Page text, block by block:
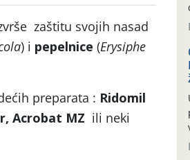
zaštitu svojih nasad
) i pepelnice (Erysiphe
preparata : Ridomil
Acrobat MZ ili neki